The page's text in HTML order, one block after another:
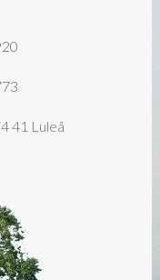
41 Luleå